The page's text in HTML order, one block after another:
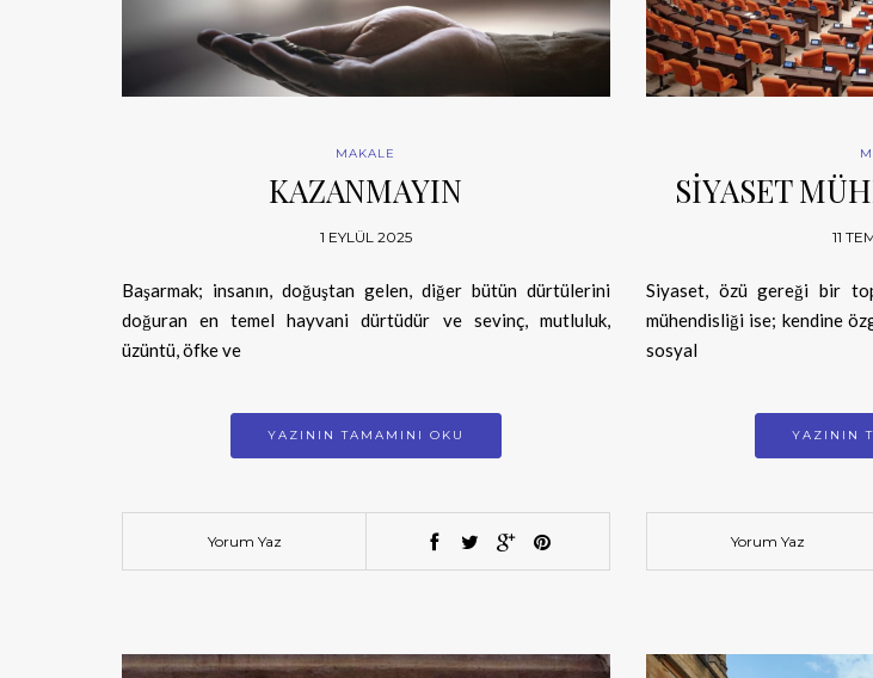
MAKALE
KAZANMAYIN
1 EYLÜL 2025
Başarmak; insanın, doğuştan gelen, diğer bütün dürtülerini
doğuran en temel hayvani dürtüdür ve sevinç, mutluluk,
üzüntü, öfke ve
YAZININ TAMAMINI OKU
Yorum Yaz
SİYASET
11
Siyaset, özü gereği bir
mühendisliği ise; kendine
sosyal
YAZININ
Yorum Yaz